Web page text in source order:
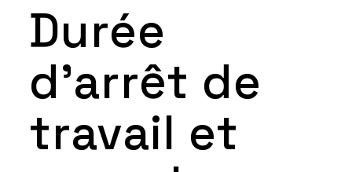
Durée
d’arrêt de
travail et